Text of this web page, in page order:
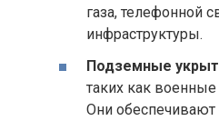
газа, телефонной
инфраструктуры.
Подземные
таких как
Они обеспечивают